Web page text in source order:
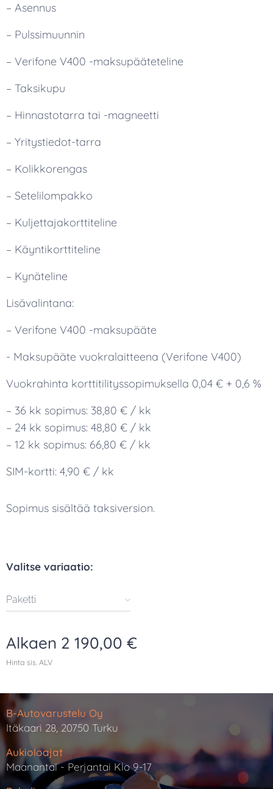
– Asennus
– Pulssimuunnin
– Verifone V400 -maksupääteteline
– Taksikupu
– Hinnastotarra tai -magneetti
– Yritystiedot-tarra
– Kolikkorengas
– Setelilompakko
– Kuljettajakorttiteline
– Käyntikorttiteline
– Kynäteline
Lisävalintana:
– Verifone V400 -maksupääte
- Maksupääte vuokralaitteena (Verifone V400)
Vuokrahinta korttitilityssopimuksella 0,04 € + 0,6 %
– 36 kk sopimus: 38,80 € / kk
– 24 kk sopimus: 48,80 € / kk
– 12 kk sopimus: 66,80 € / kk
SIM-kortti: 4,90 € / kk
Sopimus sisältää taksiversion.
Valitse variaatio:
Paketti
Alkaen 2 190,00 €
Hinta sis. ALV
B-Autovarustelu Oy
Itäkaari 28, 20750 Turku
Aukioloajat
Maanantai - Perjantai Klo 9-17